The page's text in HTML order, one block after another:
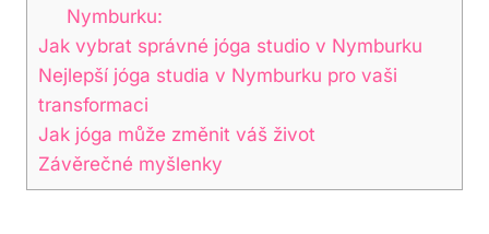
Nymburku:
Jak vybrat správné jóga studio v Nymburku
Nejlepší jóga studia v Nymburku pro vaši
transformaci
Jak jóga může změnit váš život
Závěrečné myšlenky